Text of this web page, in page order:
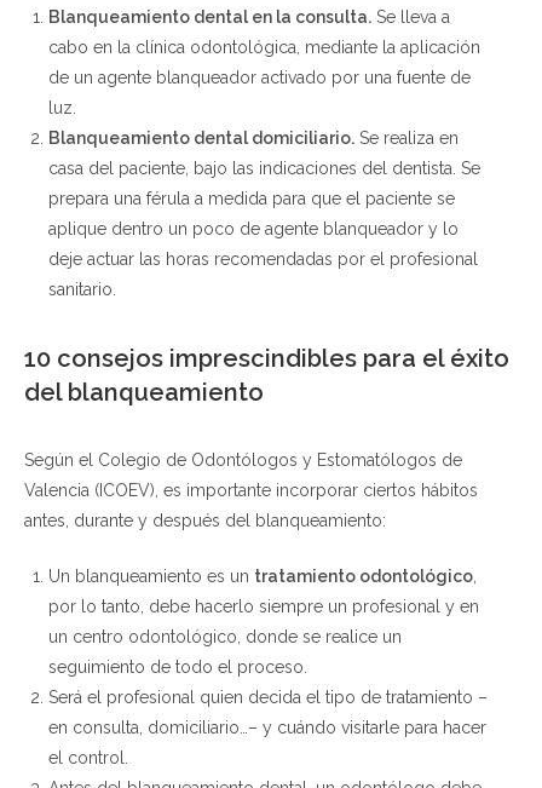
Blanqueamiento dental en la consulta. Se lleva a
cabo en la clínica odontológica, mediante la aplicación
de un agente blanqueador activado por una fuente de
luz.
Blanqueamiento dental domiciliario. Se realiza en
casa del paciente, bajo las indicaciones del dentista. Se
prepara una férula a medida para que el paciente se
aplique dentro un poco de agente blanqueador y lo
deje actuar las horas recomendadas por el profesional
sanitario.
10 consejos imprescindibles para el éxito
del blanqueamiento
Según el Colegio de Odontólogos y Estomatólogos de
Valencia (ICOEV), es importante incorporar ciertos hábitos
antes, durante y después del blanqueamiento:
Un blanqueamiento es un tratamiento odontológico,
por lo tanto, debe hacerlo siempre un profesional y en
un centro odontológico, donde se realice un
seguimiento de todo el proceso.
Será el profesional quien decida el tipo de tratamiento –
en consulta, domiciliario…– y cuándo visitarle para hacer
el control.